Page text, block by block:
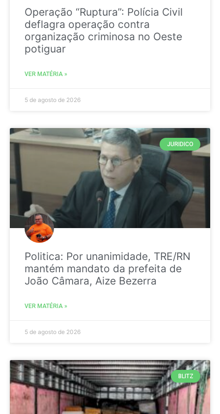
Operação “Ruptura”: Polícia Civil
deflagra operação contra
organização criminosa no Oeste
potiguar
VER MATÉRIA »
5 de agosto de 2026
JURIDICO
Politica: Por unanimidade, TRE/RN
mantém mandato da prefeita de
João Câmara, Aize Bezerra
VER MATÉRIA »
5 de agosto de 2026
BLITZ